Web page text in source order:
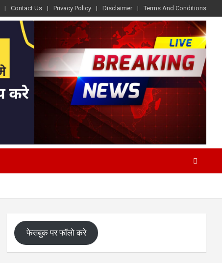
Contact Us Privacy Policy Disclaimer Terms And Conditions
फेसबुक पर फॉलो करे